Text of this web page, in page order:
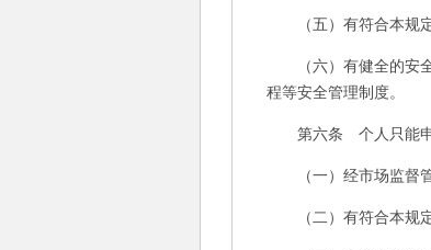
（五）有符合本规定
（六）有健全的安全
程等安全管理制度。
第六条 个人只能申请
（一）经市场监督管
（二）有符合本规定